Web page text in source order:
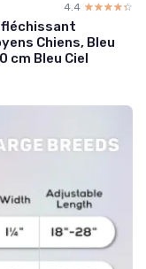
4.4 ☆☆☆☆☆
★★★★★
Chiens, Bleu
cm Bleu Ciel